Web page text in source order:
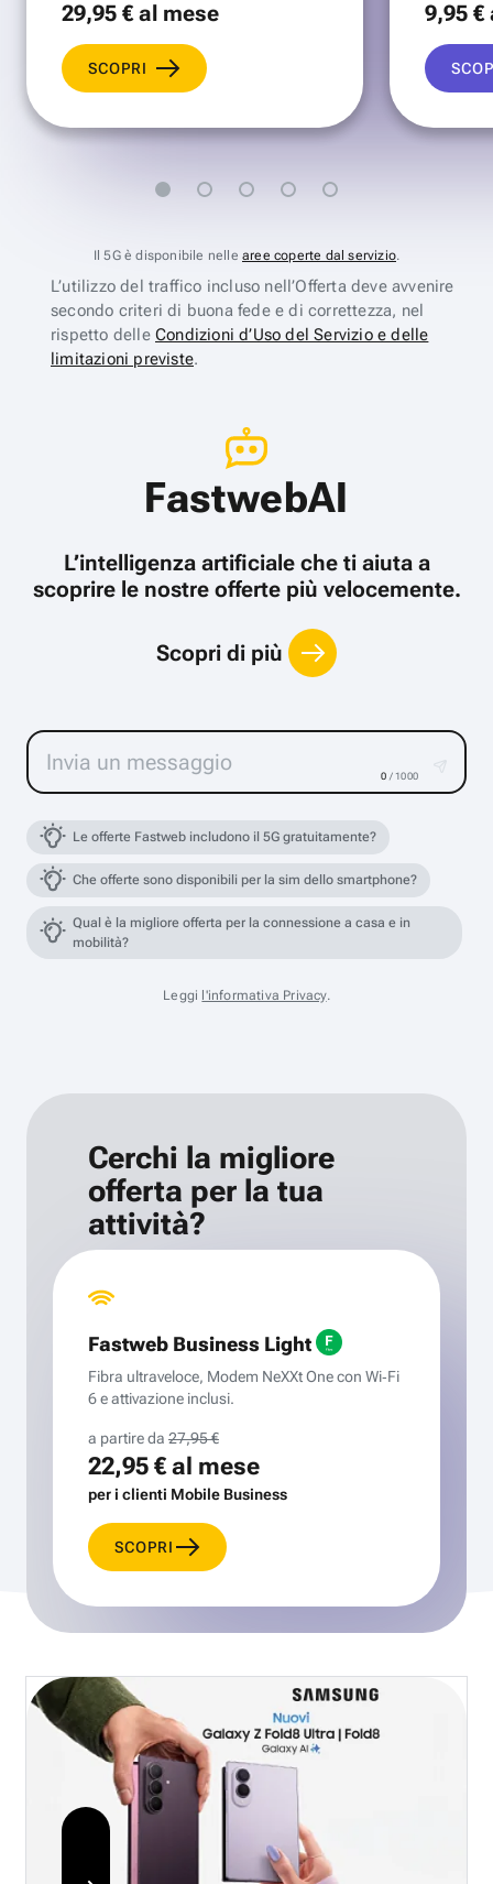
29,95 €al mese
SCOPRI
9,95 €
Il 5G è disponibile nelle aree coperte dal servizio.
L’utilizzo del traffico incluso nell’Offerta deve avvenire
secondo criteri di buona fede e di correttezza, nel
rispetto delle Condizioni d’Uso del Servizio e delle
limitazioni previste.
FastwebAI
L’intelligenza artificiale che ti aiuta a
scoprire le nostre offerte più velocemente.
Scopri di più
0 / 1000
Le offerte Fastweb includono il 5G gratuitamente?
Che offerte sono disponibili per la sim dello smartphone?
Qual è la migliore offerta per la connessione a casa e in
mobilità?
Leggi l'informativa Privacy.
Cerchi la migliore
offerta per la tua
attività?
Fastweb Business Light
Fibra ultraveloce, Modem NeXXt One con Wi‑Fi
6 e attivazione inclusi.
a partire da 27,95 €
22,95 €al mese
per i clienti Mobile Business
SCOPRI